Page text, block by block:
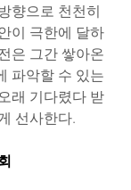
향으로 천천히
이 극한에 달하
은 그간 쌓아온
파악할 수 있는
래 기다렸다 받
선사한다.